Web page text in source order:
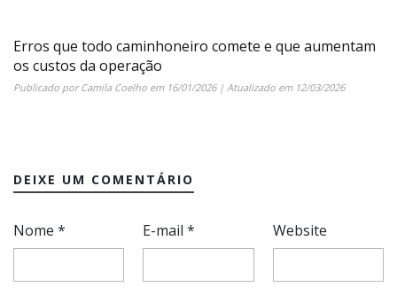
Erros que todo caminhoneiro comete e que aumentam
os custos da operação
Publicado porCamila Coelho em 16/01/2026| Atualizado em 12/03/2026
DEIXE UM COMENTÁRIO
Nome * E-mail* Website